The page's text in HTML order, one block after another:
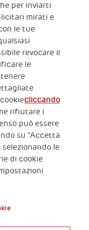
34132
cookies
per inviarti
mirati e
le tue
revocare il
le
cliccando
rifiutare i
può essere
su “Accetta
le
di cookie